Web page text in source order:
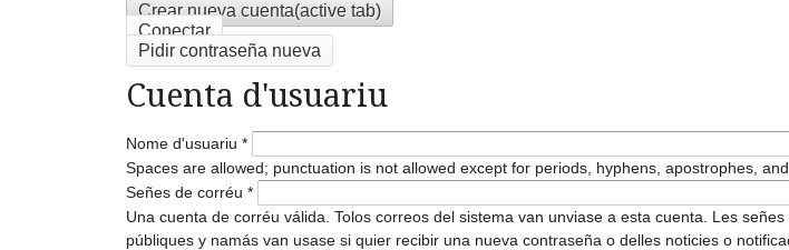
Crear nueva cuenta(active tab)
Conectar
Pidir contraseña nueva
Cuenta d'usuariu
Nome d'usuariu *
Spaces are allowed; punctuation is not allowed except for periods, hyphens, apostrophes,
Señes de corréu *
Una cuenta de corréu válida. Tolos correos del sistema van unviase a esta cuenta. Les
públiques y namás van usase si quier recibir una nueva contraseña o delles noticies o